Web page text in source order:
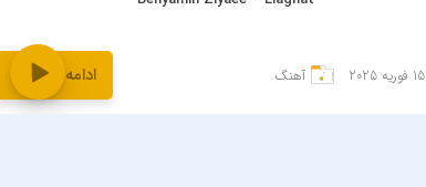
15 فوریه 2025 آهنگ ادامه و دانلود